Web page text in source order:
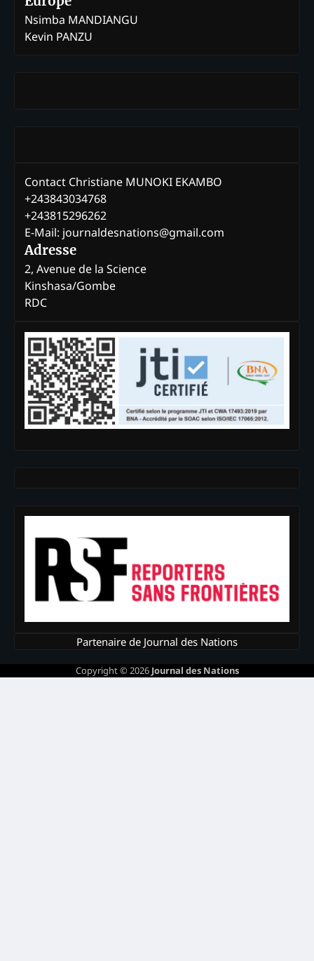
Nsimba MANDIANGU
Kevin PANZU
Contact Christiane MUNOKI EKAMBO
+243843034768
+243815296262
E-Mail: journaldesnations@gmail.com
Adresse
2, Avenue de la Science
Kinshasa/Gombe
RDC
Partenaire de Journal des Nations
Copyright © 2026 Journal des Nations